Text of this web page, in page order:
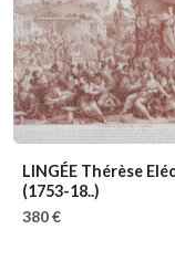
LINGÉE Thérèse
(1753-18..)
380 €